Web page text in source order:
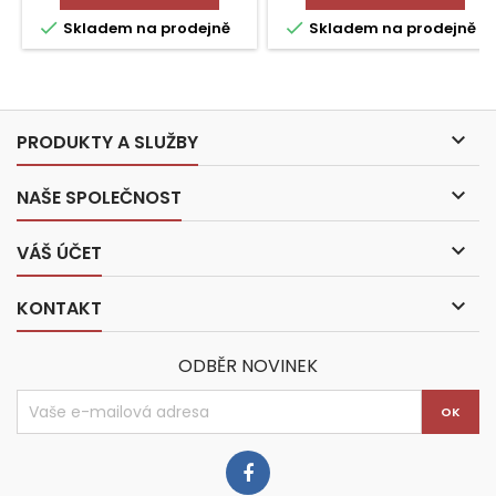
 Skladem na prodejně  Skladem na prodejně
PRODUKTY A SLUŽBY 
NAŠE SPOLEČNOST 
VÁŠ ÚČET 
KONTAKT 
ODBĚR NOVINEK